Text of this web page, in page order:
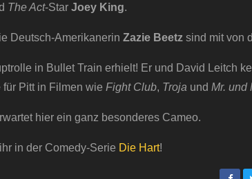
The Act-Star Joey King.
Deutsch-Amerikanerin Zazie Beetz sind mit von
in Bullet Train erhielt! Er und David Leitch
für Pitt in Filmen wie Fight Club, Troja und Mr. und
hier ein ganz besonderes Cameo.
in der Comedy-Serie Die Hart!